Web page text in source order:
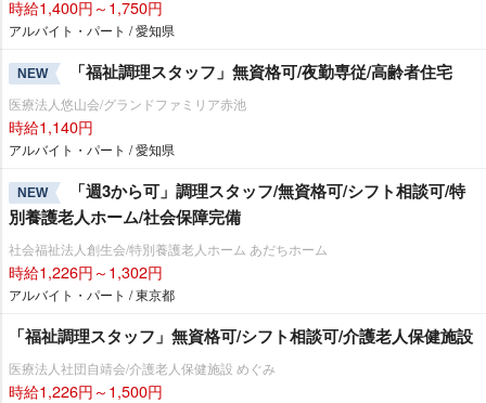
時給1,400円～1,750円
アルバイト・パート / 愛知県
NEW 「福祉調理スタッフ」無資格可/夜勤専従/高齢者住宅
医療法人悠山会/グランドファミリア赤池
時給1,140円
アルバイト・パート / 愛知県
NEW
「週3から可」調理スタッフ/無資格可/シフト相談可/特
別養護老人ホーム/社会保障完備
社会福祉法人創生会/特別養護老人ホーム あだちホーム
時給1,226円～1,302円
アルバイト・パート / 東京都
「福祉調理スタッフ」無資格可/シフト相談可/介護老人保健施設
医療法人社団自靖会/介護老人保健施設 めぐみ
時給1,226円～1,500円